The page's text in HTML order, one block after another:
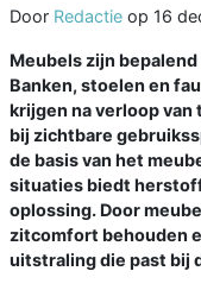
Door Redactie op 16
Meubels zijn
Banken, stoelen en
krijgen na verloop van
bij zichtbare
de basis van het
situaties biedt
oplossing. Door
zitcomfort behouden
uitstraling die past bij